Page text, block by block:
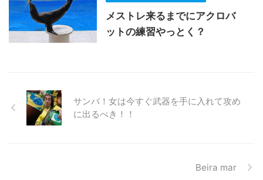
メストレ来るまでにアクロバ
ットの練習やっとく？
サンバ！女は今すぐ武器を手に入れて攻め
に出るべき！！
Beira mar